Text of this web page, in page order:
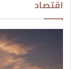
اقتصاد